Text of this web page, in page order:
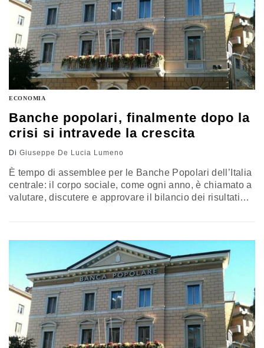
ECONOMIA
Banche popolari, finalmente dopo la
crisi si intravede la crescita
Di Giuseppe De Lucia Lumeno
È tempo di assemblee per le Banche Popolari dell’Italia
centrale: il corpo sociale, come ogni anno, è chiamato a
valutare, discutere e approvare il bilancio dei risultati
delegato Massimo Lucidi, la Banca Popolare di Fondi -
presidente Giuseppe Rasile,…